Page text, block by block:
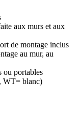
aux murs et aux
de montage inclus
au mur, au
ou portables
WT= blanc)